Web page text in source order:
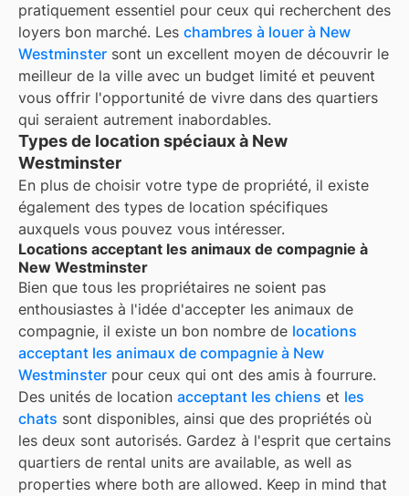
pratiquement essentiel pour ceux qui recherchent des
loyers bon marché. Les chambres à louer à New
Westminster sont un excellent moyen de découvrir le
meilleur de la ville avec un budget limité et peuvent
vous offrir l'opportunité de vivre dans des quartiers
qui seraient autrement inabordables.
Types de location spéciaux à New
Westminster
En plus de choisir votre type de propriété, il existe
également des types de location spécifiques
auxquels vous pouvez vous intéresser.
Locations acceptant les animaux de compagnie à
New Westminster
Bien que tous les propriétaires ne soient pas
enthousiastes à l'idée d'accepter les animaux de
compagnie, il existe un bon nombre de locations
acceptant les animaux de compagnie à New
Westminster pour ceux qui ont des amis à fourrure.
Des unités de location acceptant les chiens et les
chats sont disponibles, ainsi que des propriétés où
les deux sont autorisés. Gardez à l'esprit que certains
quartiers de rental units are available, as well as
properties where both are allowed. Keep in mind that